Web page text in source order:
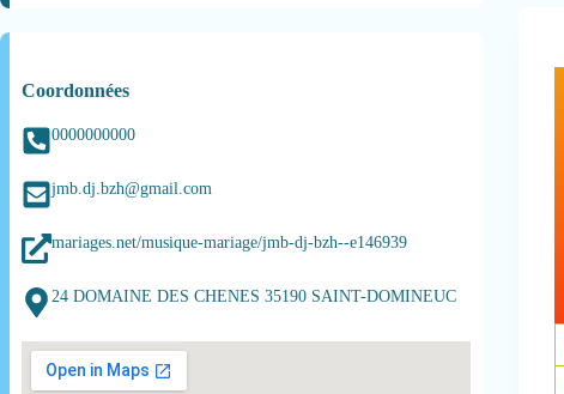
Coordonnées
0000000000
jmb.dj.bzh@gmail.com
mariages.net/musique-mariage/jmb-dj-bzh--e146939
24 DOMAINE DES CHENES 35190 SAINT-DOMINEUC